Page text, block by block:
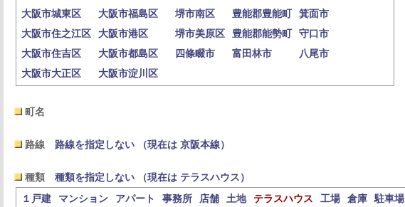
大阪市城東区
大阪市福島区 堺市南区 豊能郡豊能町
箕面市
大阪市住之江区
大阪市港区 堺市美原区 豊能郡能勢町
守口市
大阪市住吉区
大阪市都島区 四條畷市 富田林市
八尾市
大阪市大正区
大阪市淀川区
町名
路線 路線を指定しない （現在は 京阪本線）
種類
種類を指定しない （現在は テラスハウス）
１戸建
マンション アパート 事務所 店舗 土地 テラスハウス 工場 倉庫 駐車場